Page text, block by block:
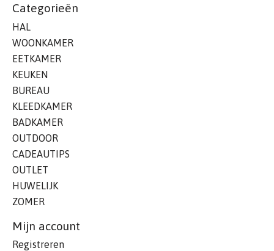
Categorieën
HAL
WOONKAMER
EETKAMER
KEUKEN
BUREAU
KLEEDKAMER
BADKAMER
OUTDOOR
CADEAUTIPS
OUTLET
HUWELIJK
ZOMER
Mijn account
Registreren